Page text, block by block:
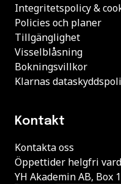
Integritetspolicy &
Policies och planer
Tillgänglighet
Visselblåsning
Bokningsvillkor
Klarnas
Kontakt
Kontakta oss
Öppettider helgfri
YH Akademin AB, Box